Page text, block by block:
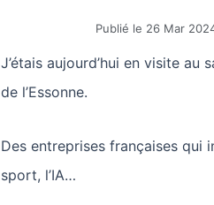
Publié le 26 Mar
J’étais aujourd’hui en visite
de l’Essonne.
Des entreprises françaises qui
sport, l’IA…